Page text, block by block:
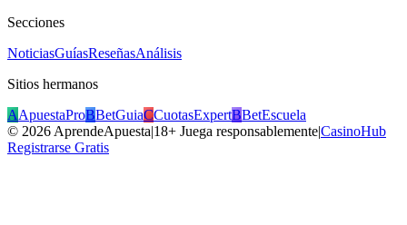
Secciones
NoticiasGuíasReseñasAnálisis
Sitios hermanos
AApuestaProBBetGuiaCCuotasExpertBBetEscuela
© 2026 AprendeApuesta|18+ Juega responsablemente|CasinoHub
Registrarse Gratis